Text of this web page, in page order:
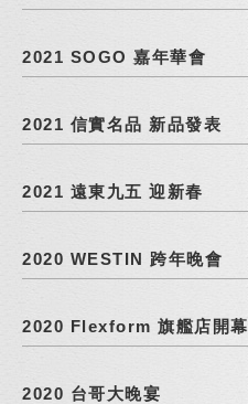
2021 SOGO 嘉年華會
2021 信實名品 新品發表
2021 遠東九五 迎新春
2020 WESTIN 跨年晚會
2020 Flexform 旗艦店開幕
2020 台哥大晚宴